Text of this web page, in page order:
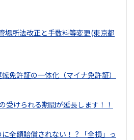
所法改正と手数料等変更(東京都
免許証の一体化（マイナ免許証）
受けられる期間が延長します！！
全額賠償されない！？「全損」っ